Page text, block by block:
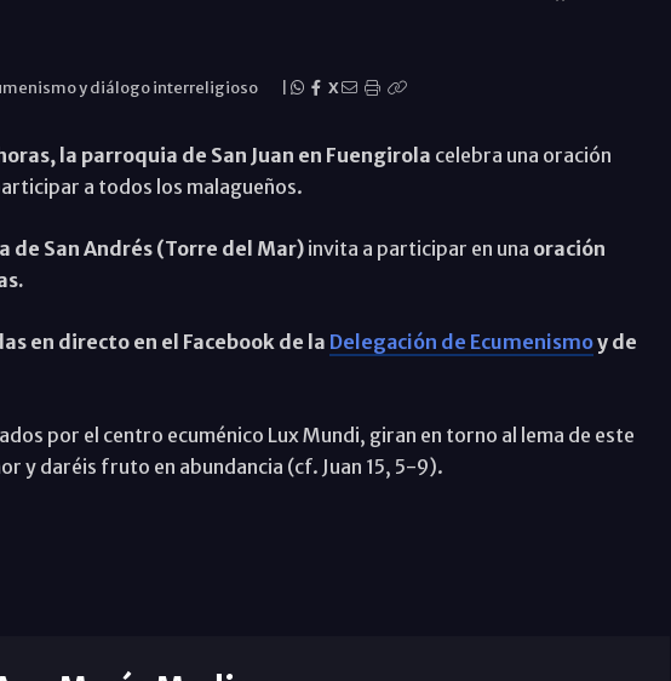
y diálogo interreligioso X
la parroquia de San Juan en Fuengirola celebra una oración
a todos los malagueños.
de San Andrés (Torre del Mar)invita a participar en una oración
en directo en el Facebook de la Delegación de Ecumenismoy de
por el centro ecuménico Lux Mundi, giran en torno al lema de este
y daréis fruto en abundancia (cf. Juan 15, 5-9).